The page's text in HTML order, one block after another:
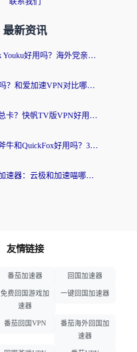
最新资讯
迅游和Unblock Youku好用吗？海外党亲测：3个维度教你选对回国加速器
穿梭VPN好用吗？和爱加速VPN对比哪个回国效果更好？海外党必看的实用指南
海外看国内剧总卡？快帆TV版VPN好用吗？和海牛VPN对比哪个回国效果更好？
海外党必看：斧牛和QuickFox好用吗？3步选对回国加速器，无缝刷国内剧玩游戏
海外党选回国加速器：云极和加速喵哪个好？附3款热门工具实测对比
友情链接
番茄加速器 回国加速器
免费回国游戏加
速器
一键回国加速器
番茄回国VPN
番茄海外回国加
速器